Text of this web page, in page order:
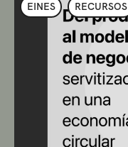
EINES RECURSOS